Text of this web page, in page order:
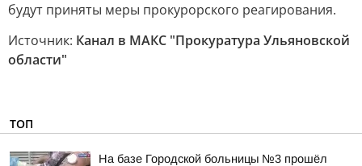
будут приняты меры прокурорского реагирования.
Источник: Канал в МАКС "Прокуратура Ульяновской
области"
ТОП
На базе Городской больницы №3 прошёл